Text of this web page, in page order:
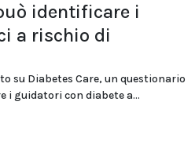
identificare i
a rischio di
su Diabetes Care, un questionario
i guidatori con diabete a...